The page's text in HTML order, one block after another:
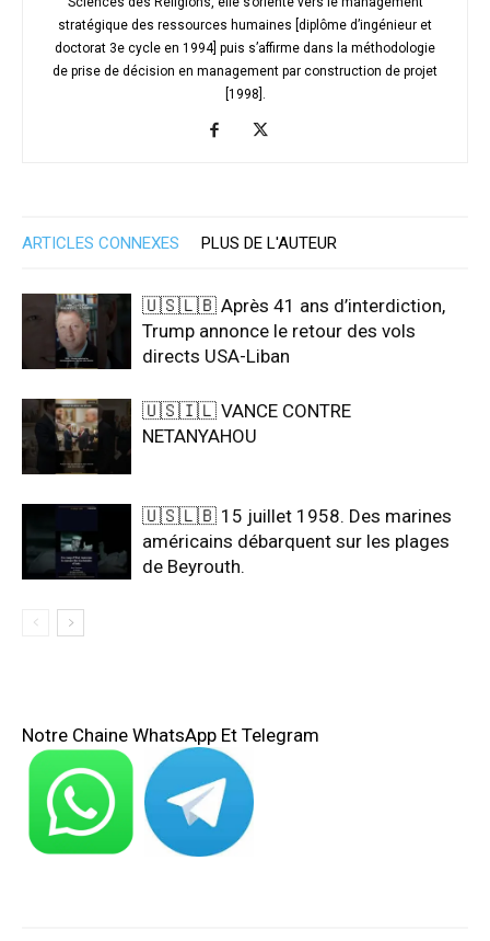
stratégique des ressources humaines [diplôme d’ingénieur et
doctorat 3e cycle en 1994] puis s’affirme dans la méthodologie
de prise de décision en management par construction de projet
[1998].
ARTICLES CONNEXES PLUS DE L'AUTEUR
🇺🇸🇱🇧 Après 41 ans d’interdiction,
Trump annonce le retour des vols
directs USA-Liban
🇺🇸🇮🇱 VANCE CONTRE
NETANYAHOU
🇺🇸🇱🇧 15 juillet 1958. Des marines
américains débarquent sur les plages
de Beyrouth.
Notre Chaine WhatsApp Et Telegram